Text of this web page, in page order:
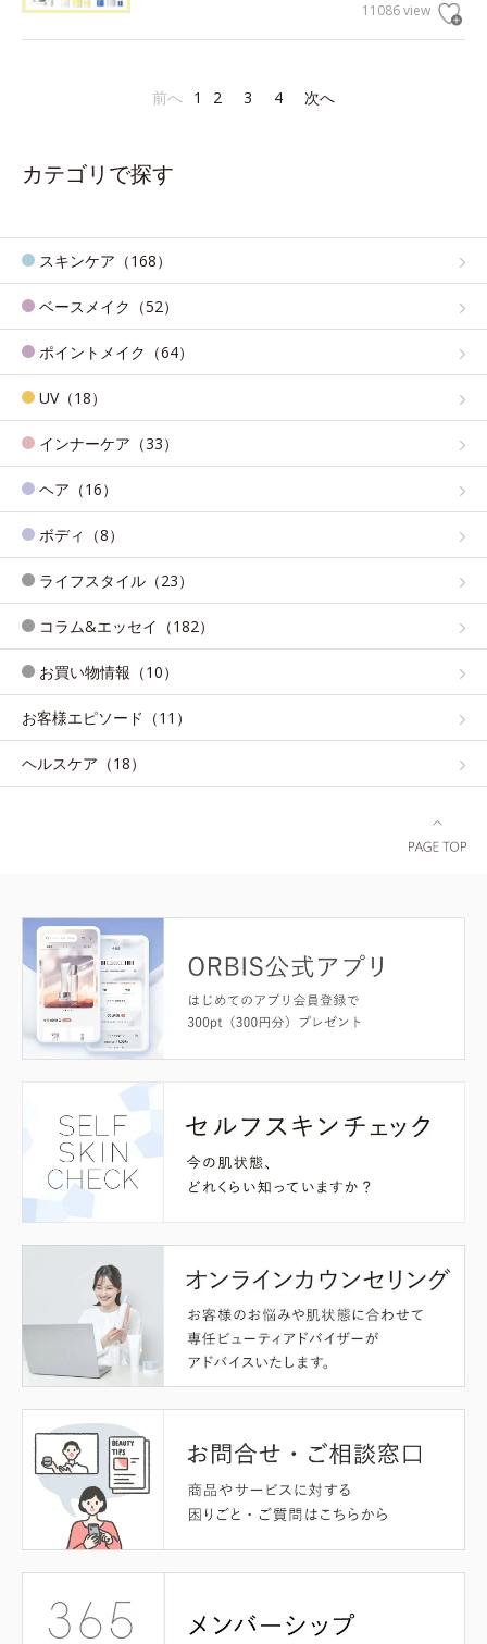
11086 view
前へ 1 2 3 4 次へ
カテゴリで探す
スキンケア（168）
ベースメイク（52）
ポイントメイク（64）
UV（18）
インナーケア（33）
ヘア（16）
ボディ（8）
ライフスタイル（23）
コラム&エッセイ（182）
お買い物情報（10）
お客様エピソード（11）
ヘルスケア（18）